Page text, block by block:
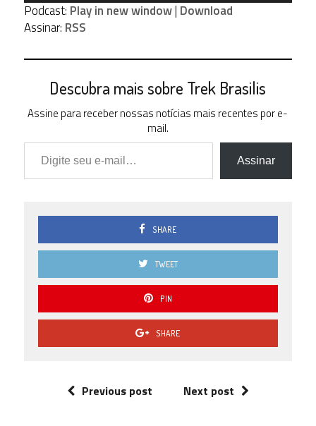
áudio
Podcast: Play in new window| Download
Assinar: RSS
Descubra mais sobre Trek Brasilis
Assine para receber nossas notícias mais recentes por e-
mail.
Digite seu e-mail…
Assinar
SHARE
TWEET
PIN
SHARE
Previous post Next post